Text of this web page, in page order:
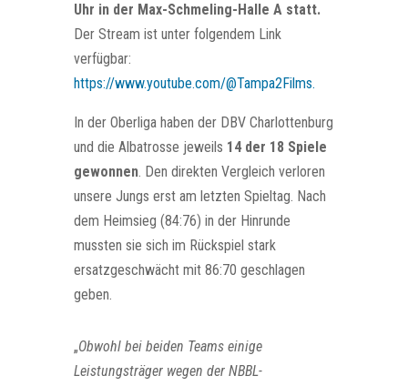
Uhr in der Max-Schmeling-Halle A statt.
Der Stream ist unter folgendem Link
verfügbar:
https://www.youtube.com/@Tampa2Films.
In der Oberliga haben der DBV Charlottenburg
und die Albatrosse jeweils 14 der 18 Spiele
gewonnen. Den direkten Vergleich verloren
unsere Jungs erst am letzten Spieltag. Nach
dem Heimsieg (84:76) in der Hinrunde
mussten sie sich im Rückspiel stark
ersatzgeschwächt mit 86:70 geschlagen
geben.
„Obwohl bei beiden Teams einige
Leistungsträger wegen der NBBL-